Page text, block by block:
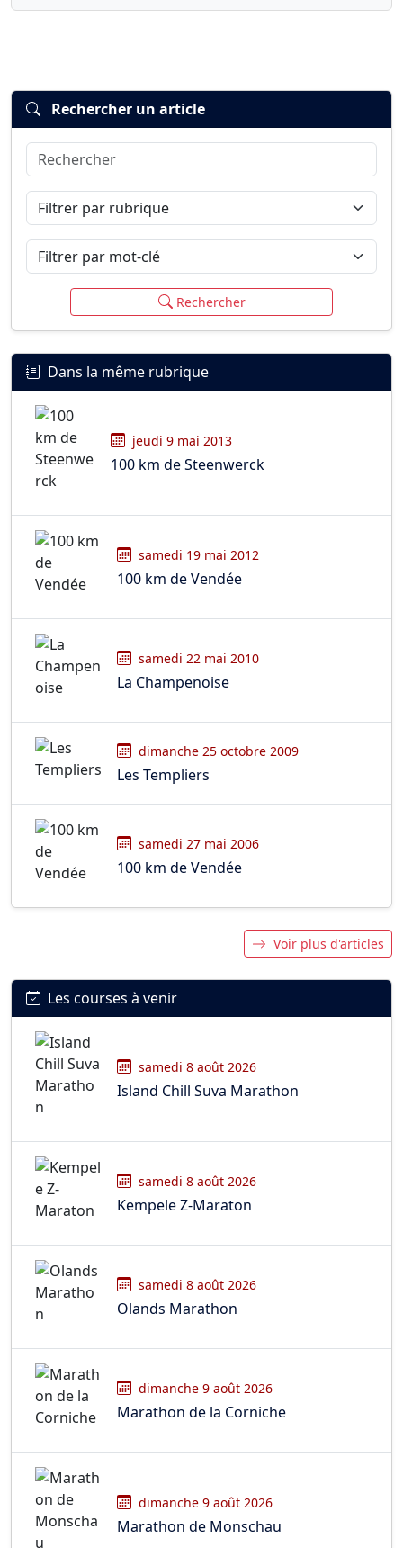
Carte de l’Inde
Connexion
Rechercher un article
Rechercher
Filtrer par rubrique
Filtrer par mot-clé
Rechercher
Dans la même rubrique
jeudi 9 mai 2013
100 km de Steenwerck
samedi 19 mai 2012
100 km de Vendée
samedi 22 mai 2010
La Champenoise
dimanche 25 octobre 2009
Les Templiers
samedi 27 mai 2006
100 km de Vendée
Voir plus d'articles
Les courses à venir
samedi 8 août 2026
Island Chill Suva Marathon
samedi 8 août 2026
Kempele Z-Maraton
samedi 8 août 2026
Olands Marathon
dimanche 9 août 2026
Marathon de la Corniche
dimanche 9 août 2026
Marathon de Monschau